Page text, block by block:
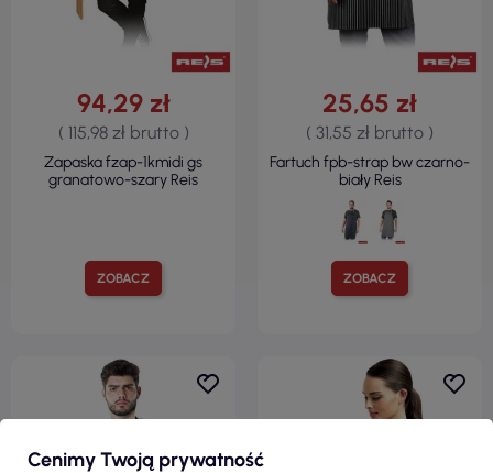
ZOBACZ
94,29 zł
( 115,98 zł brutto )
Zapaska fzap-1kmidi gs
granatowo-szary Reis
ZOBACZ
25,65 zł
( 31,55 zł brutto )
Fartuch fpb-strap bw czarno-
biały Reis
Cenimy Twoją prywatność